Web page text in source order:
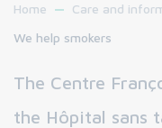
Home Care and
We help smokers
The Centre
the Hôpital sans